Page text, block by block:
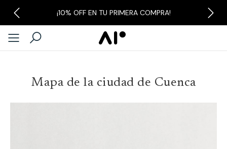
¡10% OFF EN TU PRIMERA COMPRA!
Previous Next
Mapa de la ciudad de Cuenca